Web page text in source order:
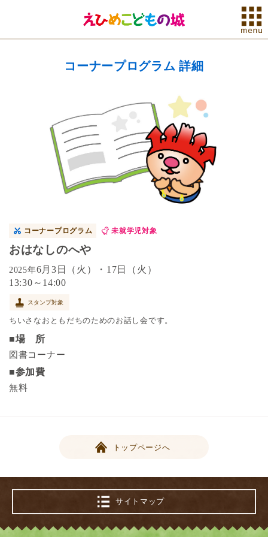
コーナープログラム 詳細
コーナープログラム 未就学児対象
おはなしのへや
2025年6月3日（火）・17日（火）
13:30～14:00
スタンプ対象
ちいさなおともだちのためのお話し会です。
■場 所
図書コーナー
■参加費
無料
トップページへ
サイトマップ